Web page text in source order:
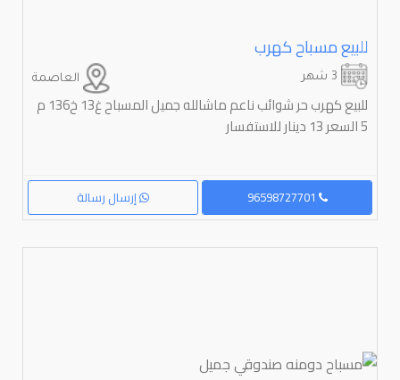
للبيع مسباح كهرب
العاصمة
للبيع كهرب حر شوائب ناعم ماشالله جميل المسباح غ13 خ136 م
5 السعر 13 دينار للاستفسار
إرسال رسالة